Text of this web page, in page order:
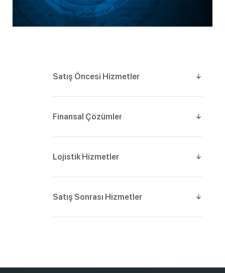
Satış Öncesi Hizmetler
Finansal Çözümler
Lojistik Hizmetler
Satış Sonrası Hizmetler